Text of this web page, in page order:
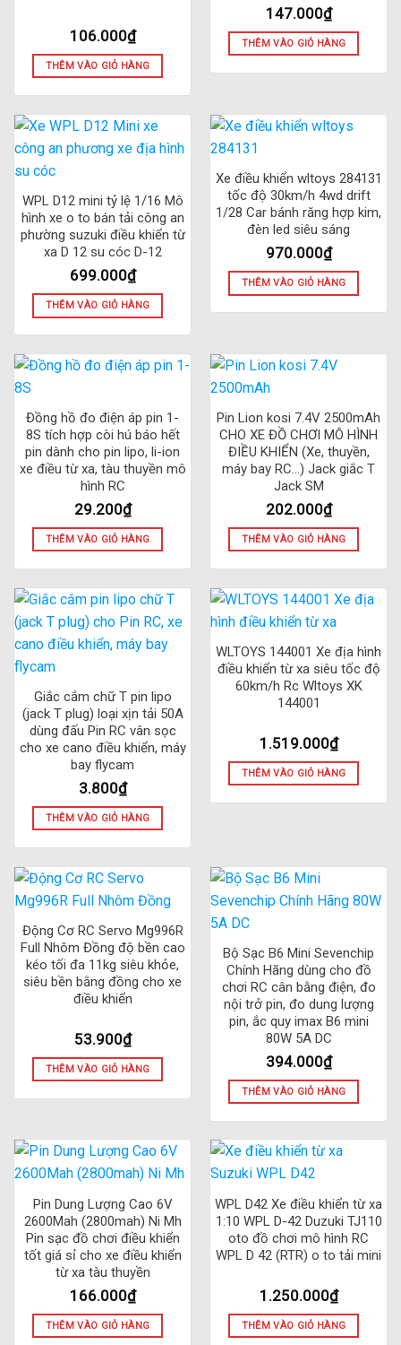
106.000₫
THÊM VÀO GIỎ HÀNG
147.000₫
THÊM VÀO GIỎ HÀNG
WPL D12 mini tỷ lệ 1/16 Mô
hình xe o to bán tải công an
phường suzuki điều khiển từ
xa D 12 su cóc D-12
699.000₫
THÊM VÀO GIỎ HÀNG
Xe điều khiển wltoys 284131
tốc độ 30km/h 4wd drift
1/28 Car bánh răng hợp kim,
đèn led siêu sáng
970.000₫
THÊM VÀO GIỎ HÀNG
Đồng hồ đo điện áp pin 1-
8S tích hợp còi hú báo hết
pin dành cho pin lipo, li-ion
xe điều từ xa, tàu thuyền mô
hình RC
29.200₫
THÊM VÀO GIỎ HÀNG
Pin Lion kosi 7.4V 2500mAh
CHO XE ĐỒ CHƠI MÔ HÌNH
ĐIỀU KHIỂN (Xe, thuyền,
máy bay RC…) Jack giắc T
Jack SM
202.000₫
THÊM VÀO GIỎ HÀNG
Giắc cắm chữ T pin lipo
(jack T plug) loại xịn tải 50A
dùng đấu Pin RC vân sọc
cho xe cano điều khiển, máy
bay flycam
3.800₫
THÊM VÀO GIỎ HÀNG
WLTOYS 144001 Xe địa hình
điều khiển từ xa siêu tốc độ
60km/h Rc Wltoys XK
144001
1.519.000₫
THÊM VÀO GIỎ HÀNG
Động Cơ RC Servo Mg996R
Full Nhôm Đồng độ bền cao
kéo tối đa 11kg siêu khỏe,
siêu bền bằng đồng cho xe
điều khiển
53.900₫
THÊM VÀO GIỎ HÀNG
Bộ Sạc B6 Mini Sevenchip
Chính Hãng dùng cho đồ
chơi RC cân bằng điện, đo
nội trở pin, đo dung lượng
pin, ắc quy imax B6 mini
80W 5A DC
394.000₫
THÊM VÀO GIỎ HÀNG
Pin Dung Lượng Cao 6V
2600Mah (2800mah) Ni Mh
Pin sạc đồ chơi điều khiển
tốt giá sỉ cho xe điều khiển
từ xa tàu thuyền
166.000₫
THÊM VÀO GIỎ HÀNG
WPL D42 Xe điều khiển từ xa
1:10 WPL D-42 Duzuki TJ110
oto đồ chơi mô hình RC
WPL D 42 (RTR) o to tải mini
1.250.000₫
THÊM VÀO GIỎ HÀNG